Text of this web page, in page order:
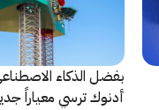
بفضل الذكاء
أدنوك ترسي معياراً